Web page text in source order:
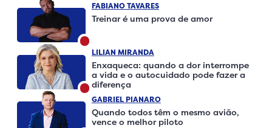
FABIANO TAVARES
Treinar é uma prova de amor
LILIAN MIRANDA
Enxaqueca: quando a dor interrompe
a vida e o autocuidado pode fazer a
diferença
GABRIEL PIANARO
Quando todos têm o mesmo avião,
vence o melhor piloto